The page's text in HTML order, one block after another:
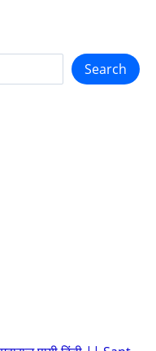
Search